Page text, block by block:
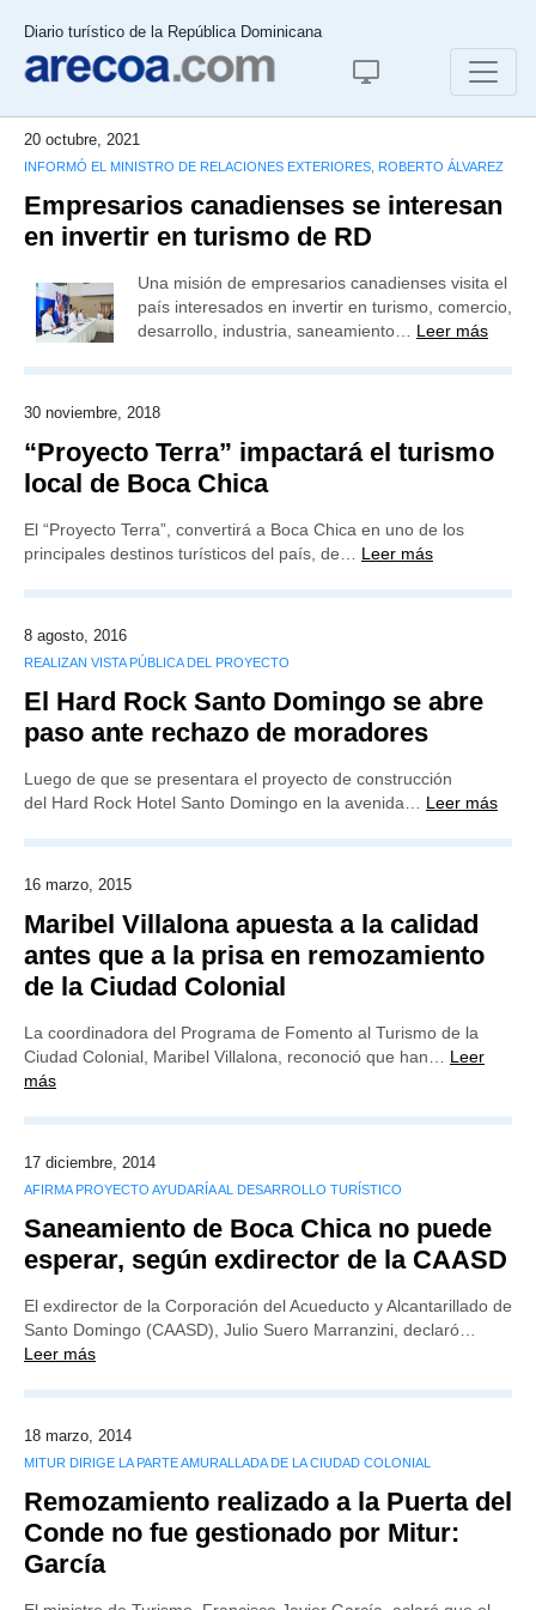
Diario turístico de la República Dominicana
20 octubre, 2021
INFORMÓ EL MINISTRO DE RELACIONES EXTERIORES, ROBERTO ÁLVAREZ
Empresarios canadienses se interesan
en invertir en turismo de RD
Una misión de empresarios canadienses visita el
país interesados en invertir en turismo, comercio,
desarrollo, industria, saneamiento… Leer más
30 noviembre, 2018
“Proyecto Terra” impactará el turismo
local de Boca Chica
El “Proyecto Terra”, convertirá a Boca Chica en uno de los
principales destinos turísticos del país, de… Leer más
8 agosto, 2016
REALIZAN VISTA PÚBLICA DEL PROYECTO
El Hard Rock Santo Domingo se abre
paso ante rechazo de moradores
Luego de que se presentara el proyecto de construcción
del Hard Rock Hotel Santo Domingo en la avenida… Leer más
16 marzo, 2015
Maribel Villalona apuesta a la calidad
antes que a la prisa en remozamiento
de la Ciudad Colonial
La coordinadora del Programa de Fomento al Turismo de la
Ciudad Colonial, Maribel Villalona, reconoció que han… Leer
más
17 diciembre, 2014
AFIRMA PROYECTO AYUDARÍA AL DESARROLLO TURÍSTICO
Saneamiento de Boca Chica no puede
esperar, según exdirector de la CAASD
El exdirector de la Corporación del Acueducto y Alcantarillado de
Santo Domingo (CAASD), Julio Suero Marranzini, declaró…
Leer más
18 marzo, 2014
MITUR DIRIGE LA PARTE AMURALLADA DE LA CIUDAD COLONIAL
Remozamiento realizado a la Puerta del
Conde no fue gestionado por Mitur:
García